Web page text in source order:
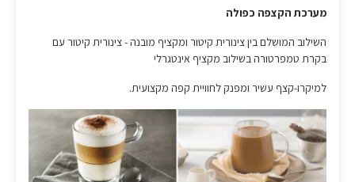
מערכת הקצפה כפולה
השילוב המושלם בין צינורית קיטור ומקציף מובנה - צינורית קיטור עם
בקרת טמפרטורה בשילוב מקציף אינטגרלי
למיקרו-קצף עשיר ומפנק לחוויית קפה מקצועית.